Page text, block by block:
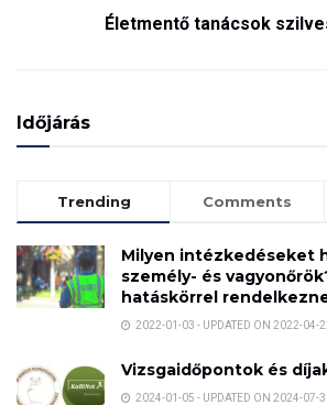
Életmentő tanácsok
Időjárás
Trending Comments
Milyen intézkedéseket
személy- és
hatáskörrel
2022-01-03 - UPDATED ON 2022-04-
Vizsgaidőpontok és
2024-01-05 - UPDATED ON 2024-07-